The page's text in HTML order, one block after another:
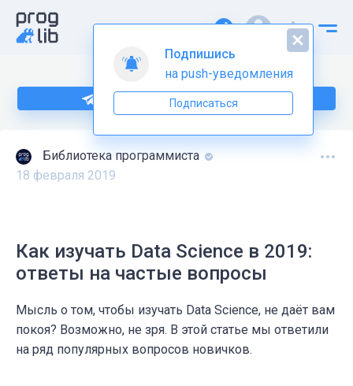
Подпишитесь на нас в Telegram
Библиотека программиста
18 февраля 2019
Как изучать Data Science в 2019:
ответы на частые вопросы
Мысль о том, чтобы изучать Data Science, не даёт вам
покоя? Возможно, не зря. В этой статье мы ответили
на ряд популярных вопросов новичков.
Подпишись
на push-уведомления
Подписаться